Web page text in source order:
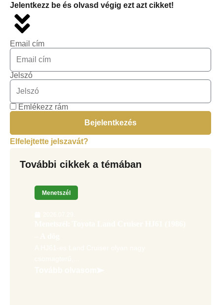
További cikkek a témában
Menetszél
Jelentkezz be és olvasd végig ezt azt cikket!
Email cím
Jelszó
Emlékezz rám
Bejelentkezés
Elfelejtette jelszavát?